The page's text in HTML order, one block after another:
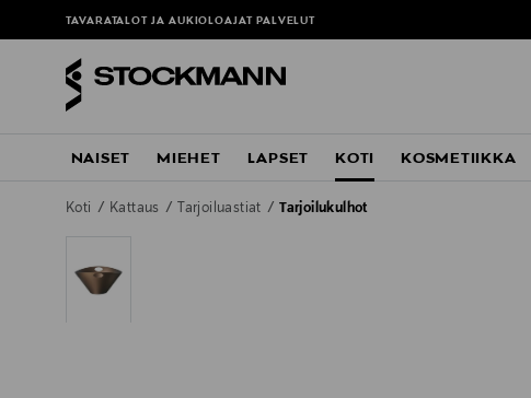
TAVARATALOT JA AUKIOLOAJAT PALVELUT
NAISET MIEHET LAPSET KOTI KOSMETIIKKA
Koti Kattaus Tarjoiluastiat Tarjoilukulhot